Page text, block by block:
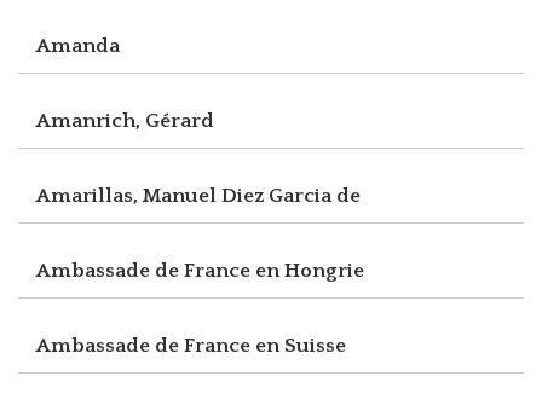
Amanda
Amanrich, Gérard
Amarillas, Manuel Diez Garcia de
Ambassade de France en Hongrie
Ambassade de France en Suisse